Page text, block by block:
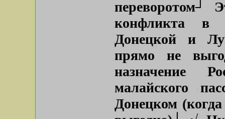
переворотом┘
конфликта в
Донецкой и
прямо не
назначение
малайского
Донецком